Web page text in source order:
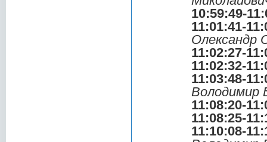
10:59:49-
11:01:41-
Олександр
11:02:27-
11:02:32-
11:03:48-
Володимир
11:08:20-
11:08:25-
11:10:08-